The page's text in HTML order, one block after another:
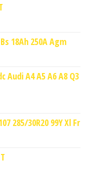
18Ah 250A Agm
Audi A4 A5 A6 A8 Q3
285/30R20 99Y Xl Fr